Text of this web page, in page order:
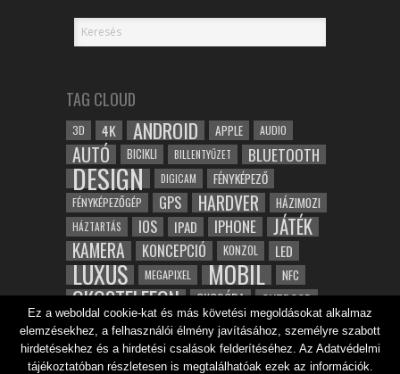
TAG CLOUD
3D 4K ANDROID APPLE AUDIO
AUTÓ BICIKLI BILLENTYŰZET BLUETOOTH
DESIGN DIGICAM FÉNYKÉPEZŐ
FÉNYKÉPEZŐGÉP GPS HARDVER HÁZIMOZI
HÁZTARTÁS IOS IPAD IPHONE JÁTÉK
KAMERA KONCEPCIÓ KONZOL LED
LUXUS MEGAPIXEL MOBIL NFC
OKOSTELEFON OKOSÓRA OUTDOOR
ROBOT SAMSUNG SPORT TABLET
TESZT VIDEÓ VÍZÁLLÓ WIFI ZENE ZÖLD
Ez a weboldal cookie-kat és más követési megoldásokat alkalmaz
elemzésekhez, a felhasználói élmény javításához, személyre szabott
hirdetésekhez és a hirdetési csalások felderítéséhez. Az Adatvédelmi
tájékoztatóban részletesen is megtalálhatóak ezek az információk.